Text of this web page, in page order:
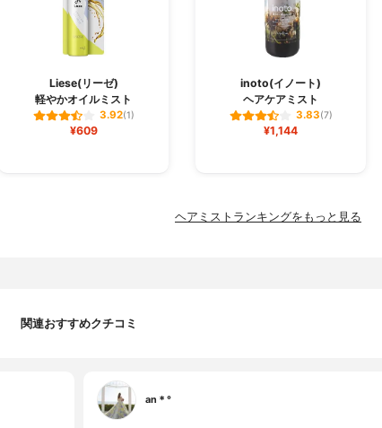
Liese(リーゼ)
軽やかオイルミスト
3.92(1)
¥609
inoto(イノート)
ヘアケアミスト
3.83(7)
¥1,144
ヘアミストランキングをもっと見る
関連おすすめクチコミ
an＊°